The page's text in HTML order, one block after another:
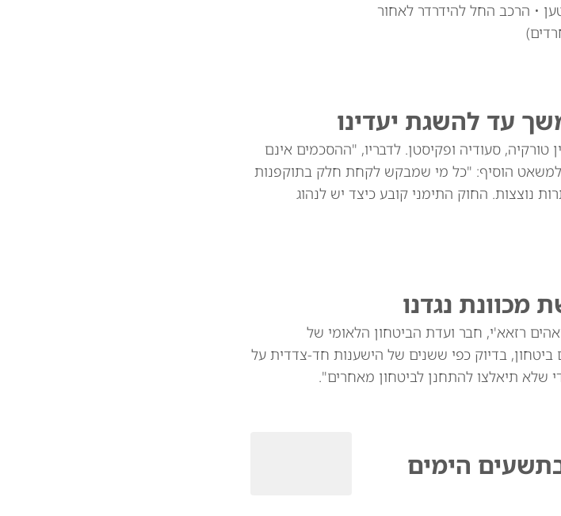
בפריקת מטען • הרכב החל להידרדר לאחור
עד להשגת יעדינו
סעודיה ופקיסטן. לדבריו, "ההסכמים אינם
הוסיף: "כל מי שמבקש לקחת חלק בתוקפנות
בכותרות נוצצות. החוק התימני קובע כיצד יש לנהוג
נגדנו
רזאא'י, חבר ועדת הביטחון הלאומי של
בדיוק כפי ששנים של הישענות חד-צדדית על
שלא תיאלצו להתחנן לביטחון מאחרים".
הימים